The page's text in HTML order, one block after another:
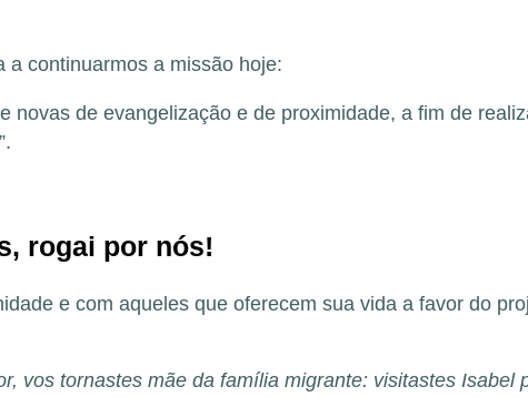
a continuarmos a missão hoje:
novas de evangelização e de proximidade, a fim de
rogai por nós!
e com aqueles que oferecem sua vida a favor do
vos tornastes mãe da família migrante: visitastes Isabel